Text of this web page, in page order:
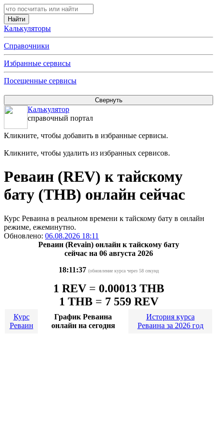
Калькуляторы
Справочники
Избранные сервисы
Посещенные сервисы
Калькулятор
справочный портал
Кликните, чтобы добавить в избранные сервисы.
Кликните, чтобы удалить из избранных сервисов.
Реваин (REV) к тайскому
бату (THB) онлайн сейчас
Курс Реваина в реальном времени к тайскому бату в онлайн
режиме, ежеминутно.
Обновлено: 06.08.2026 18:11
Реваин (Revain) онлайн к тайскому бату
сейчас на 06 августа 2026
18:11:37 (обновление курса через 58 секунд
1 REV= 0.00013 THB
1 THB= 7 559 REV
Курс
Реваин
График Реваина
онлайн на сегодня
История курса
Реваина за 2026 год